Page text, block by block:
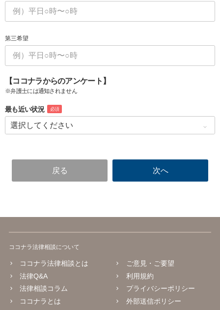
第三希望
【ココナラからのアンケート】
※弁護士には通知されません
最も近い状況 必須
ココナラ法律相談について
ココナラ法律相談とは
法律Q&A
法律相談コラム
ココナラとは
ご意見・ご要望
利用規約
プライバシーポリシー
外部送信ポリシー